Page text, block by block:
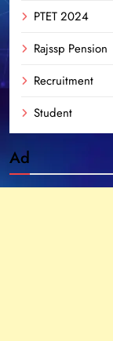
PTET 2024
Rajssp Pension
Recruitment
Student
Ad